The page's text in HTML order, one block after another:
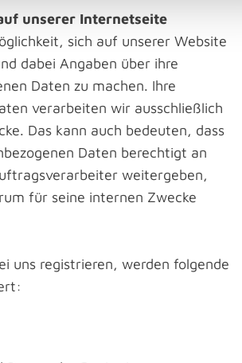
unserer Internetseite
sich auf unserer Website
dabei Angaben über ihre
Daten zu machen. Ihre
verarbeiten wir ausschließlich
Das kann auch bedeuten, dass
Daten berechtigt an
weitergeben,
für seine internen Zwecke
uns registrieren, werden folgende